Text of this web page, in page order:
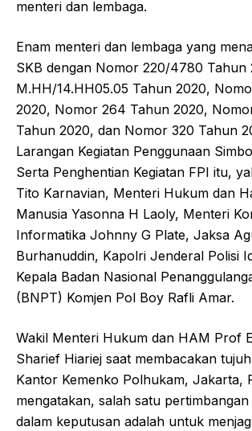
menteri dan lembaga.
Enam menteri dan lembaga yang
SKB dengan Nomor 220/4780 Tahun
M.HH/14.HH05.05 Tahun 2020,
2020, Nomor 264 Tahun 2020,
Tahun 2020, dan Nomor 320 Tahun
Larangan Kegiatan Penggunaan
Serta Penghentian Kegiatan FPI itu,
Tito Karnavian, Menteri Hukum dan
Manusia Yasonna H Laoly, Menteri
Informatika Johnny G Plate, Jaksa
Burhanuddin, Kapolri Jenderal Polisi
Kepala Badan Nasional
(BNPT) Komjen Pol Boy Rafli Amar.
Wakil Menteri Hukum dan HAM Prof
Sharief Hiariej saat membacakan
Kantor Kemenko Polhukam, Jakarta,
mengatakan, salah satu pertimbangan
dalam keputusan adalah untuk